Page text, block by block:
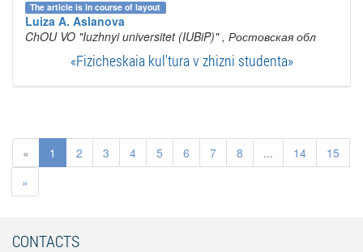
The article is in course of layout
Luiza A. Aslanova
ChOU VO "Iuzhnyi universitet (IUBiP)" , Ростовская обл
«Fizicheskaia kul'tura v zhizni studenta»
« 1 2 3 4 5 6 7 8 ... 14
15
»
CONTACTS